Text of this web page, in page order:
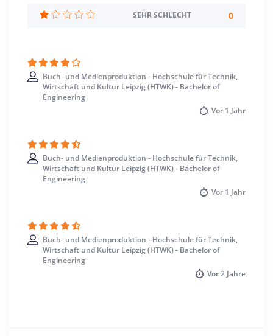
Deutsch
Standort
Leipzig >> Leipzig, Stadt
SEHR SCHLECHT 0
Buch- und Medienproduktion - Hochschule für Technik,
Wirtschaft und Kultur Leipzig (HTWK) - Bachelor of
Engineering
Vor 1 Jahr
Buch- und Medienproduktion - Hochschule für Technik,
Wirtschaft und Kultur Leipzig (HTWK) - Bachelor of
Engineering
Vor 1 Jahr
Buch- und Medienproduktion - Hochschule für Technik,
Wirtschaft und Kultur Leipzig (HTWK) - Bachelor of
Engineering
Vor2 Jahre